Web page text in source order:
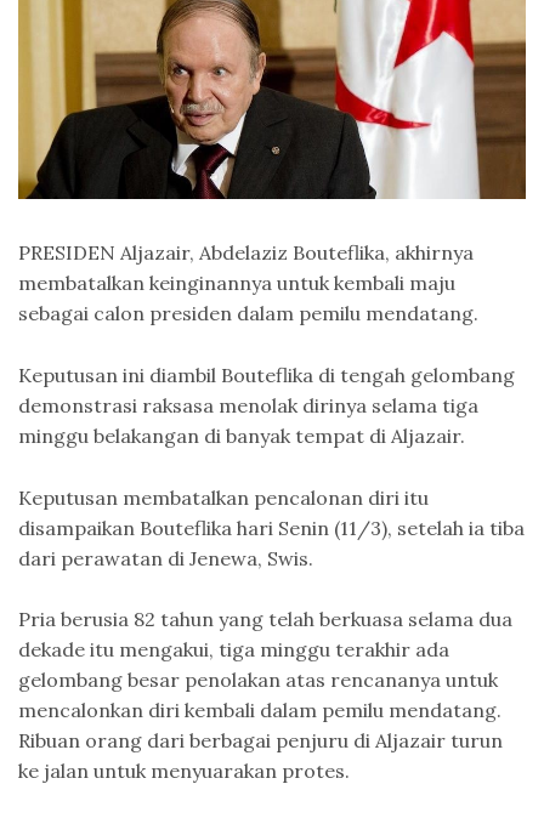
PRESIDEN Aljazair, Abdelaziz Bouteflika, akhirnya
membatalkan keinginannya untuk kembali maju
sebagai calon presiden dalam pemilu mendatang.
Keputusan ini diambil Bouteflika di tengah gelombang
demonstrasi raksasa menolak dirinya selama tiga
minggu belakangan di banyak tempat di Aljazair.
Keputusan membatalkan pencalonan diri itu
disampaikan Bouteflika hari Senin (11/3), setelah ia tiba
dari perawatan di Jenewa, Swis.
Pria berusia 82 tahun yang telah berkuasa selama dua
dekade itu mengakui, tiga minggu terakhir ada
gelombang besar penolakan atas rencananya untuk
mencalonkan diri kembali dalam pemilu mendatang.
Ribuan orang dari berbagai penjuru di Aljazair turun
ke jalan untuk menyuarakan protes.